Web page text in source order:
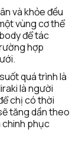
và khỏe đều
vùng cơ thể
để tác
hợp
quá trình là
là người
chị có thời
tăng dần theo
chinh phục